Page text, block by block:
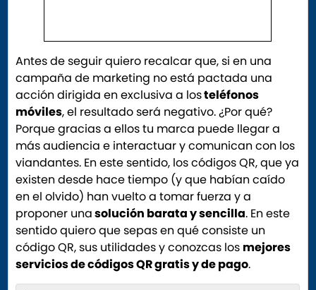
Antes de seguir quiero recalcar que, si en una
campaña de marketing no está pactada una
acción dirigida en exclusiva a losteléfonos
móviles, el resultado será negativo. ¿Por qué?
Porque gracias a ellos tu marca puede llegar a
más audiencia e interactuar y comunican con los
viandantes. En este sentido, los códigos QR, que ya
existen desde hace tiempo (y que habían caído
en el olvido) han vuelto a tomar fuerza y a
proponer unasolución barata y sencilla. En este
sentido quiero que sepas en qué consiste un
código QR, sus utilidades y conozcas los mejores
servicios de códigos QR gratis y de pago.